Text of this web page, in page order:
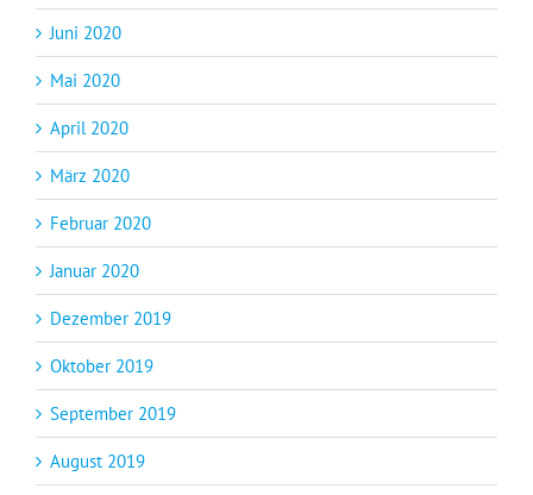
Juni 2020
Mai 2020
April 2020
März 2020
Februar 2020
Januar 2020
Dezember 2019
Oktober 2019
September 2019
August 2019